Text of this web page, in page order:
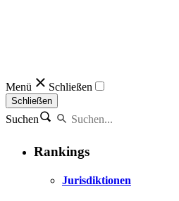
Menü Schließen
Schließen
Suchen
Rankings
Jurisdiktionen